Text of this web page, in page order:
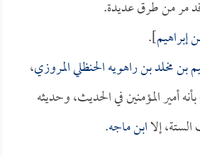
مر من طرق عديدة.
].
بن مخلد بن راهويه الحنظلي المروزي،
أمير المؤمنين في الحديث، وحديثه
إلاابن ماجه.